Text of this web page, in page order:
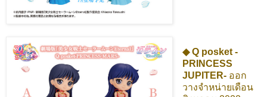
◆ Q posket -
PRINCESS
JUPITER- ออก
วางจำหน่ายเดือน